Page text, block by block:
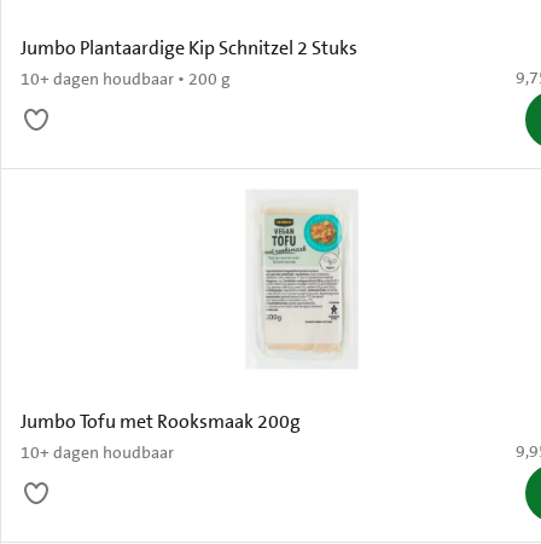
Jumbo Plantaardige Kip Schnitzel 2 Stuks
10+ dagen houdbaar • 200 g €
Jumbo Tofu met Rooksmaak 200g
10+ dagen houdbaar €